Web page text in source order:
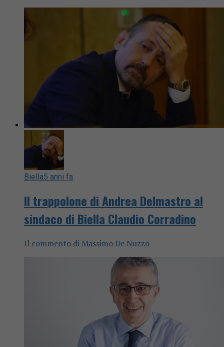
Biella5 anni fa
Il trappolone di Andrea Delmastro al
sindaco di Biella Claudio Corradino
Il commento di Massimo De Nuzzo